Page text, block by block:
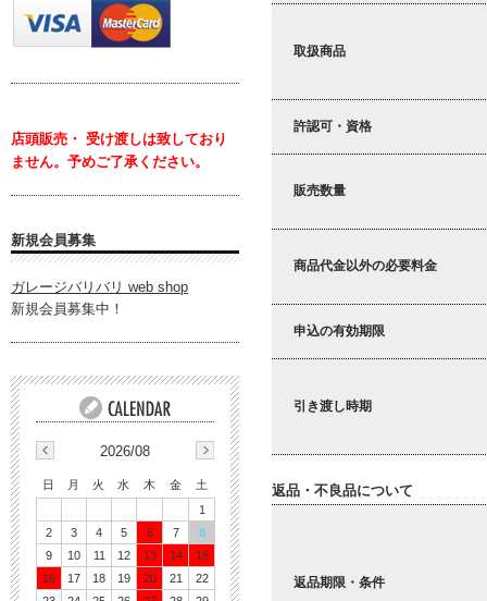
取扱商品
許認可・資格
販売数量
商品代金以外の必要料金
申込の有効期限
引き渡し時期
返品・不良品について
返品期限・条件
店頭販売・ 受け渡しは致しており
ません。 予めご了承ください。
新規会員募集
ガレージバリバリ web shop
新規会員募集中！
2026/08
日 月 火 水 木 金
土
1
2
3 4 5 6 7
8
9
10 11 12 13 14
15
16
17 18 19 20 21
22